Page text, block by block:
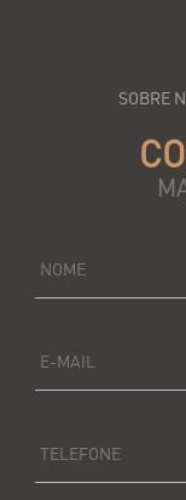
SOBRE
NOME
E-MAIL
TELEFONE